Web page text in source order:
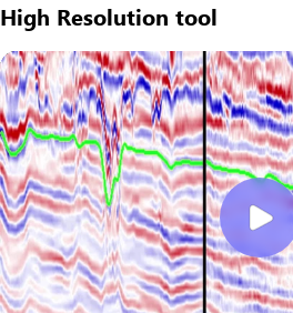
High Resolution tool